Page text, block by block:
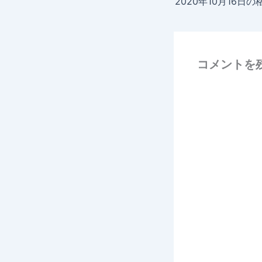
コメントを